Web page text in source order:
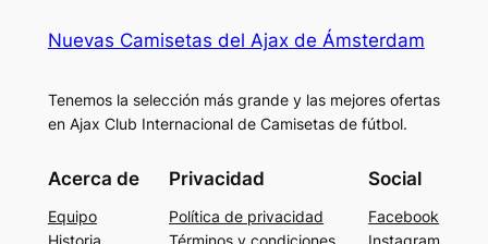
Nuevas Camisetas del Ajax de Ámsterdam
Tenemos la selección más grande y las mejores ofertas
en Ajax Club Internacional de Camisetas de fútbol.
Acerca de
Equipo
Historia
Privacidad
Política de privacidad
Términos y condiciones
Social
Facebook
Instagram